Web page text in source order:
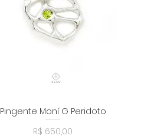
Visualização rápida
Pingente Moní G Peridoto
Preço
R$ 650,00